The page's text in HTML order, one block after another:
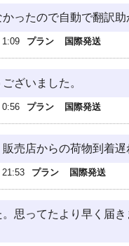
ったので自動で翻訳助
1:09 プラン 国際発送
ざいました。
0:56 プラン 国際発送
売店からの荷物到着
21:53 プラン 国際発送
思ってたより早く届